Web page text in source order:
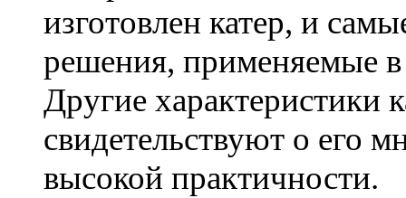
изготовлен катер, и
решения, применяемые
Другие характеристики
свидетельствуют о его
высокой практичности.